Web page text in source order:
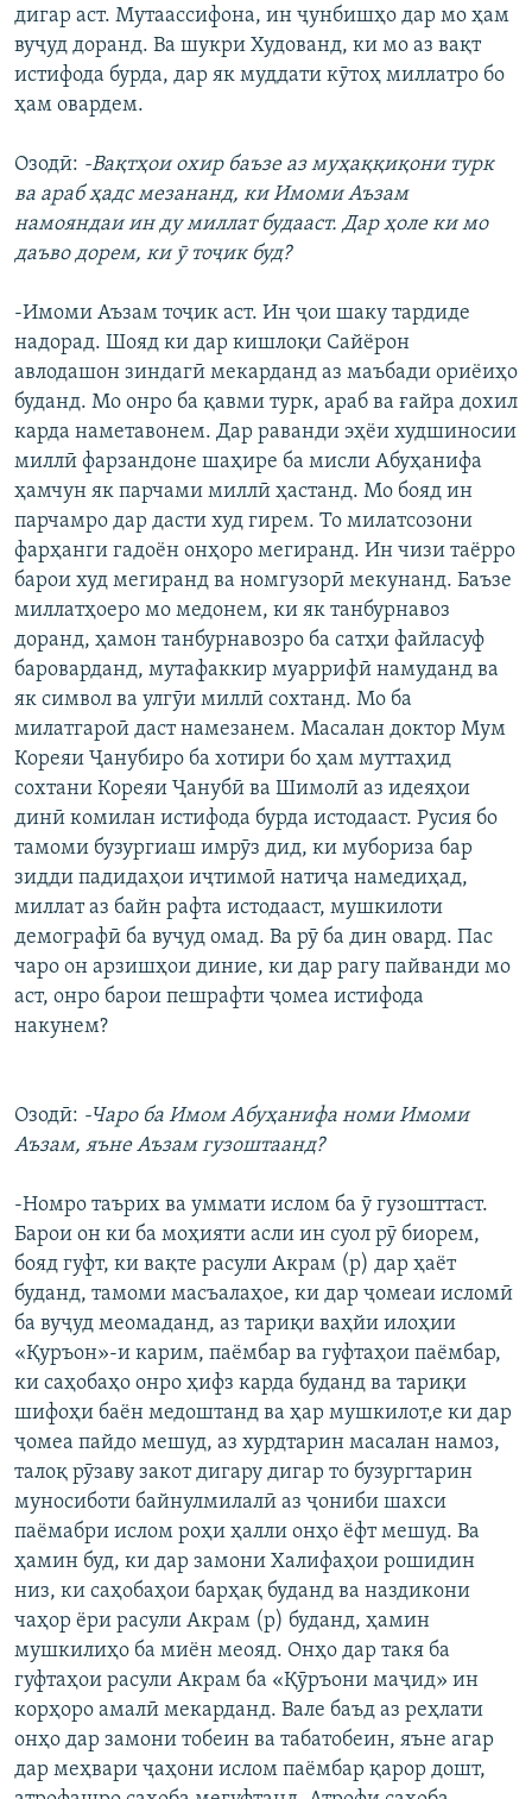
дигар аст. Мутаассифона, ин ҷунбишҳо дар мо ҳам
вуҷуд доранд. Ва шукри Худованд, ки мо аз вақт
истифода бурда, дар як муддати кӯтоҳ миллатро бо
ҳам овардем.
Озодӣ: -Вақтҳои охир баъзе аз муҳаққиқони турк
ва араб ҳадс мезананд, ки Имоми Аъзам
намояндаи ин ду миллат будааст. Дар ҳоле ки мо
даъво дорем, ки ӯ тоҷик буд?
-Имоми Аъзам тоҷик аст. Ин ҷои шаку тардиде
надорад. Шояд ки дар кишлоқи Сайёрон
авлодашон зиндагӣ мекарданд аз маъбади ориёиҳо
буданд. Мо онро ба қавми турк, араб ва ғайра дохил
карда наметавонем. Дар раванди эҳёи худшиносии
миллӣ фарзандоне шаҳире ба мисли Абуҳанифа
ҳамчун як парчами миллӣ ҳастанд. Мо бояд ин
парчамро дар дасти худ гирем. То милатсозони
фарҳанги гадоён онҳоро мегиранд. Ин чизи таёрро
барои худ мегиранд ва номгузорӣ мекунанд. Баъзе
миллатҳоеро мо медонем, ки як танбурнавоз
доранд, ҳамон танбурнавозро ба сатҳи файласуф
бароварданд, мутафаккир муаррифӣ намуданд ва
як символ ва улгӯи миллӣ сохтанд. Мо ба
милатгароӣ даст намезанем. Масалан доктор Мум
Кореяи Ҷанубиро ба хотири бо ҳам муттаҳид
сохтани Кореяи Ҷанубӣ ва Шимолӣ аз идеяҳои
динӣ комилан истифода бурда истодааст. Русия бо
тамоми бузургиаш имрӯз дид, ки мубориза бар
зидди падидаҳои иҷтимоӣ натиҷа намедиҳад,
миллат аз байн рафта истодааст, мушкилоти
демографӣ ба вуҷуд омад. Ва рӯ ба дин овард. Пас
чаро он арзишҳои диние, ки дар рагу пайванди мо
аст, онро барои пешрафти ҷомеа истифода
накунем?
Озодӣ: -Чаро ба Имом Абуҳанифа номи Имоми
Аъзам, яъне Аъзам гузоштаанд?
-Номро таърих ва уммати ислом ба ӯ гузошттаст.
Барои он ки ба моҳияти асли ин суол рӯ биорем,
бояд гуфт, ки вақте расули Акрам (р) дар ҳаёт
буданд, тамоми масъалаҳое, ки дар ҷомеаи исломӣ
ба вуҷуд меомаданд, аз тариқи ваҳйи илоҳии
«Қуръон»-и карим, паёмбар ва гуфтаҳои паёмбар,
ки саҳобаҳо онро ҳифз карда буданд ва тариқи
шифоҳи баён медоштанд ва ҳар мушкилот,е ки дар
ҷомеа пайдо мешуд, аз хурдтарин масалан намоз,
талоқ рӯзаву закот дигару дигар то бузургтарин
муносиботи байнулмилалӣ аз ҷониби шахси
паёмабри ислом роҳи ҳалли онҳо ёфт мешуд. Ва
ҳамин буд, ки дар замони Халифаҳои рошидин
низ, ки саҳобаҳои барҳақ буданд ва наздикони
чаҳор ёри расули Акрам (р) буданд, ҳамин
мушкилиҳо ба миён меояд. Онҳо дар такя ба
гуфтаҳои расули Акрам ба «Қӯръони маҷид» ин
корҳоро амалӣ мекарданд. Вале баъд аз реҳлати
онҳо дар замони тобеин ва табатобеин, яъне агар
дар меҳвари ҷаҳони ислом паёмбар қарор дошт,